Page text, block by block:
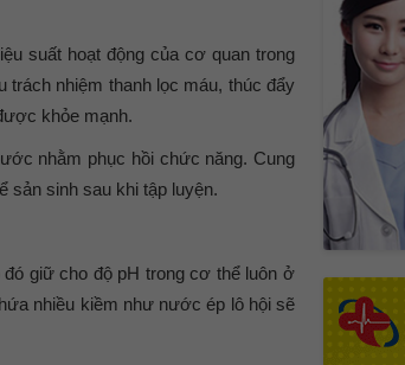
suất hoạt động của cơ quan trong
nhiệm thanh lọc máu, thúc đẩy
khỏe mạnh.
nhằm phục hồi chức năng. Cung
sản sinh sau khi tập luyện.
giữ cho độ pH trong cơ thể luôn ở
nhiều kiềm như nước ép lô hội sẽ